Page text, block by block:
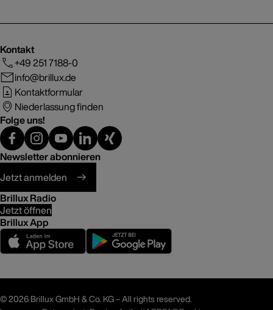
Kontakt
+49 251 7188-0
info@brillux.de
Kontaktformular
Niederlassung finden
Folge uns!
Newsletter abonnieren
Jetzt anmelden
Brillux Radio
Jetzt öffnen
Brillux App
©2026 Brillux GmbH & Co. KG – All rights reserved.